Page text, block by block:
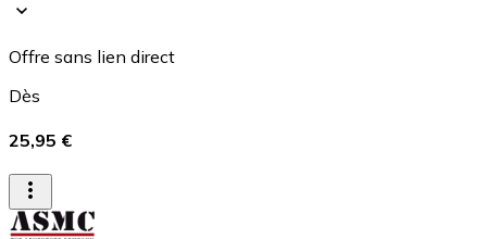
Offre sans lien direct
Dès
25,95 €